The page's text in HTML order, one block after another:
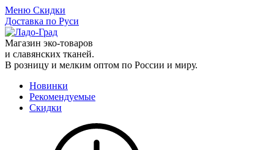
Меню Скидки
Доставка по Руси
Магазин эко-товаров
и славянских тканей.
В розницу и мелким оптом по России и миру.
Новинки
Рекомендуемые
Скидки